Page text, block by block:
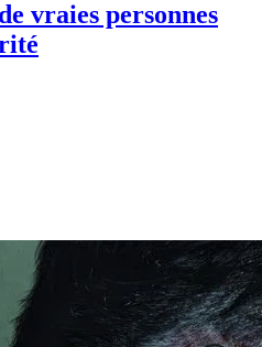
vraies personnes